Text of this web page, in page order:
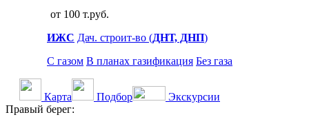
от 100 т.руб.
ИЖС Дач. строит-во (ДНТ, ДНП)
С газом В планах газификация Без газа
Карта Подбор
Экскурсии
Правый берег: